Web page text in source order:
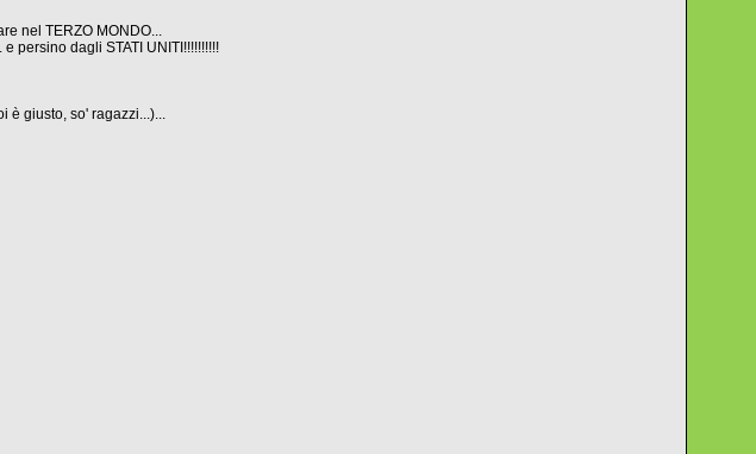
nel TERZO MONDO...
persino dagli STATI UNITI!!!!!!!!!!
è giusto, so' ragazzi...)...